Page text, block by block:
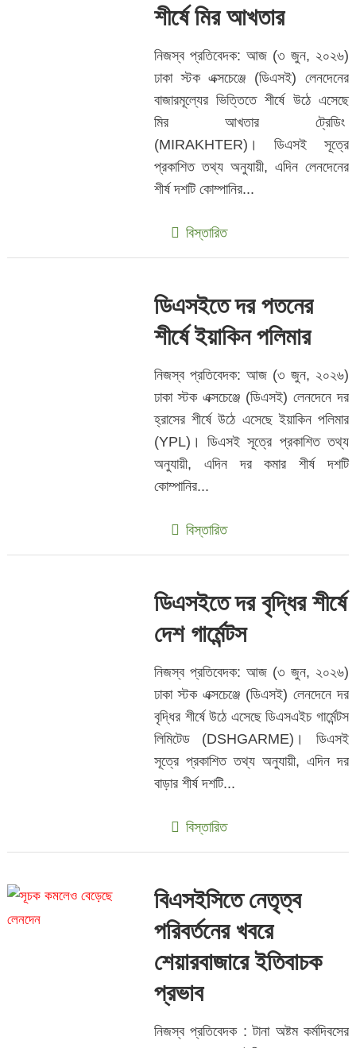
শীর্ষে মির আখতার
নিজস্ব প্রতিবেদক: আজ (৩ জুন, ২০২৬)
ঢাকা স্টক এক্সচেঞ্জে (ডিএসই) লেনদেনের
বাজারমূল্যের ভিত্তিতে শীর্ষে উঠে এসেছে
মির আখতার ট্রেডিং
(MIRAKHTER)। ডিএসই সূত্রে
প্রকাশিত তথ্য অনুযায়ী, এদিন লেনদেনের
শীর্ষ দশটি কোম্পানির...
বিস্তারিত
ডিএসইতে দর পতনের
শীর্ষে ইয়াকিন পলিমার
নিজস্ব প্রতিবেদক: আজ (৩ জুন, ২০২৬)
ঢাকা স্টক এক্সচেঞ্জে (ডিএসই) লেনদেনে দর
হ্রাসের শীর্ষে উঠে এসেছে ইয়াকিন পলিমার
(YPL)। ডিএসই সূত্রে প্রকাশিত তথ্য
অনুযায়ী, এদিন দর কমার শীর্ষ দশটি
কোম্পানির...
বিস্তারিত
ডিএসইতে দর বৃদ্ধির শীর্ষে
দেশ গার্মেন্টস
নিজস্ব প্রতিবেদক: আজ (৩ জুন, ২০২৬)
ঢাকা স্টক এক্সচেঞ্জে (ডিএসই) লেনদেনে দর
বৃদ্ধির শীর্ষে উঠে এসেছে ডিএসএইচ গার্মেন্টস
লিমিটেড (DSHGARME)। ডিএসই
সূত্রে প্রকাশিত তথ্য অনুযায়ী, এদিন দর
বাড়ার শীর্ষ দশটি...
বিস্তারিত
বিএসইসিতে নেতৃত্ব
পরিবর্তনের খবরে
শেয়ারবাজারে ইতিবাচক
প্রভাব
নিজস্ব প্রতিবেদক : টানা অষ্টম কর্মদিবসের